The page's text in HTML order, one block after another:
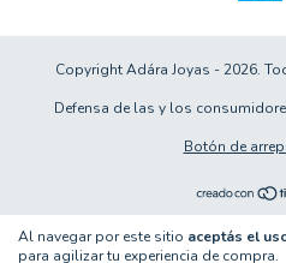
Al navegar por este sitio aceptás el
para agilizar tu experiencia de compra.
Copyright Adára Joyas - 2026.
Defensa de las y los
Botón de